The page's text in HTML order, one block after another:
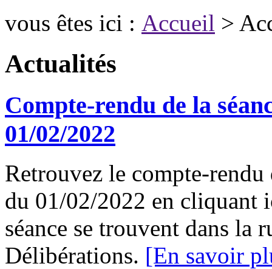
vous êtes ici : Accueil >
Actualités
Compte-rendu de la
01/02/2022
Retrouvez le compte-
du 01/02/2022 en cliquant
séance se trouvent dans
Délibérations. [En savoir